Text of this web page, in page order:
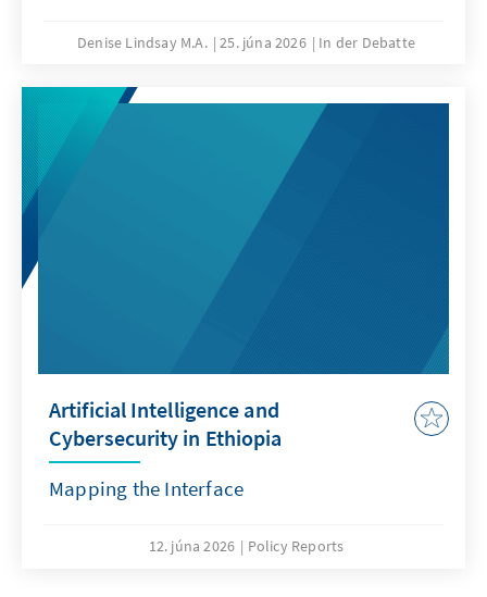
Denise Lindsay M.A. 25. júna 2026 In der Debatte
Artificial Intelligence and
Cybersecurity in Ethiopia
Mapping the Interface
12. júna 2026 Policy Reports